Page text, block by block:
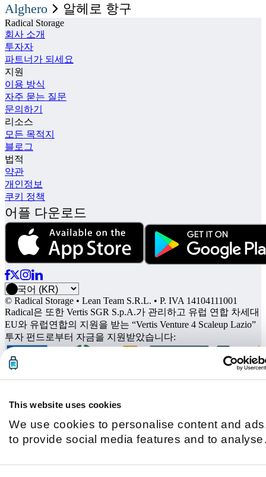
This website uses cookies
We use cookies to personalise content and
to provide social media features and to analyse
use of our site with our social media,
Alghero
알헤로 항구
Radical Storage
회사 소개
투자자
파트너가 되세요
지원
이용 방식
자주 묻는 질문
문의하기
리소스
모든 목적지
블로그
법적
약관
개인정보
쿠키 정책
어플 다운로드
© Radical Storage • Lean Team S.R.L. • P. IVA 14104111001
Radical은 또한 Vertis SGR S.p.A.가 관리하고 유럽 연합 차세대
EU와 유럽연합의 지원을 받는 “Vertis Venture 4 Scaleup Lazio”
투자 펀드로부터 자금을 지원받았습니다: